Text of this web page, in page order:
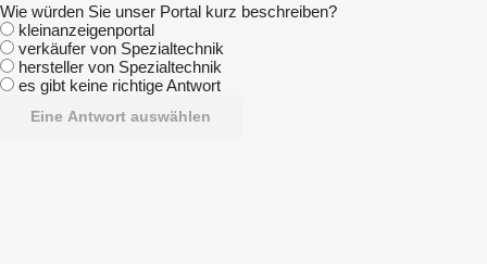
Wie würden Sie unser Portal kurz beschreiben?
kleinanzeigenportal
verkäufer von Spezialtechnik
hersteller von Spezialtechnik
es gibt keine richtige Antwort
Eine Antwort auswählen